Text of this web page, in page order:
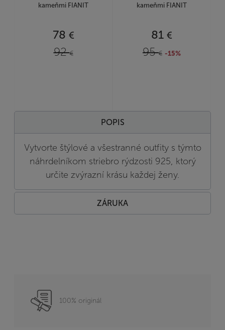
kameňmi FIANIT
78 €
92€
kameňmi FIANIT
81 €
95€ -15%
POPIS
Vytvorte štýlové a všestranné outfity s týmto
náhrdelníkom striebro rýdzosti 925, ktorý
určite zvýrazní krásu každej ženy.
ZÁRUKA
100% originál